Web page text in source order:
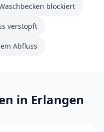
blockiert
verstopft
Abfluss
in Erlangen